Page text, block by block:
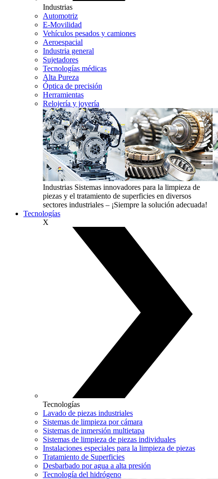
Industrias
Automotriz
E-Movilidad
Vehículos pesados y camiones
Aeroespacial
Industria general
Sujetadores
Tecnologías médicas
Alta Pureza
Óptica de precisión
Herramientas
Relojería y joyería
Industrias Sistemas innovadores para la limpieza de
piezas y el tratamiento de superficies en diversos
sectores industriales – ¡Siempre la solución adecuada!
Tecnologías
X
Tecnologías
Lavado de piezas industriales
Sistemas de limpieza por cámara
Sistemas de inmersión multietapa
Sistemas de limpieza de piezas individuales
Instalaciones especiales para la limpieza de piezas
Tratamiento de Superficies
Desbarbado por agua a alta presión
Tecnología del hidrógeno